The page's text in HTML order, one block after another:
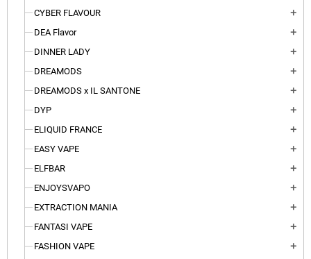
CYBER FLAVOUR add
DEA Flavor add
DINNER LADY add
DREAMODS add
DREAMODS x IL SANTONE add
DYP add
ELIQUID FRANCE add
EASY VAPE add
ELFBAR add
ENJOYSVAPO add
EXTRACTION MANIA add
FANTASI VAPE add
FASHION VAPE add